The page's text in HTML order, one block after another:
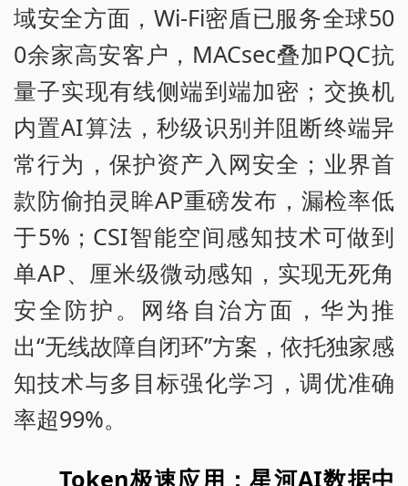
域安全方面，Wi-Fi密盾已服务全球50
0余家高安客户，MACsec叠加PQC抗
量子实现有线侧端到端加密；交换机
内置AI算法，秒级识别并阻断终端异
常行为，保护资产入网安全；业界首
款防偷拍灵眸AP重磅发布，漏检率低
于5%；CSI智能空间感知技术可做到
单AP、厘米级微动感知，实现无死角
安全防护。网络自治方面，华为推
出“无线故障自闭环”方案，依托独家感
知技术与多目标强化学习，调优准确
率超99%。
Token极速应用：星河AI数据中